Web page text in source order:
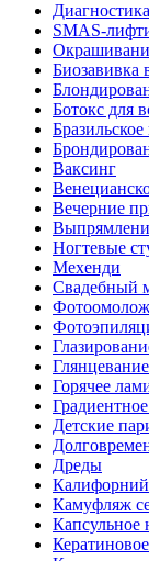
SMAS-
Биозавивка
Ботокс для
Ваксинг
Вечерние
Ногтевые
Мехенди
Свадебный
Горячее
Детские
Дреды
Камуфляж
Капсульное